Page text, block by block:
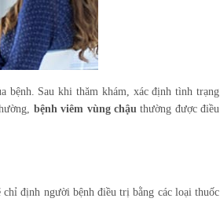
bệnh. Sau khi thăm khám, xác định tình trạng
bệnh viêm vùng chậu thường được điều
chỉ định người bệnh điều trị bằng các loại thuốc